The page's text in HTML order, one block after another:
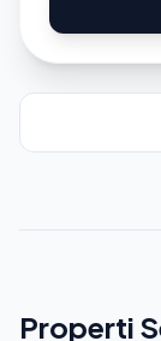
Properti